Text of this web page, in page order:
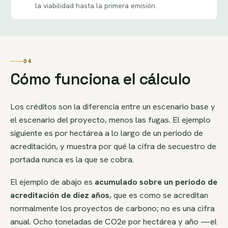
la viabilidad hasta la primera emisión.
04
Cómo funciona el cálculo
Los créditos son la diferencia entre un escenario base y
el escenario del proyecto, menos las fugas. El ejemplo
siguiente es por hectárea a lo largo de un periodo de
acreditación, y muestra por qué la cifra de secuestro de
portada nunca es la que se cobra.
El ejemplo de abajo es acumulado sobre un periodo de
acreditación de diez años, que es como se acreditan
normalmente los proyectos de carbono; no es una cifra
anual. Ocho toneladas de CO2e por hectárea y año —el